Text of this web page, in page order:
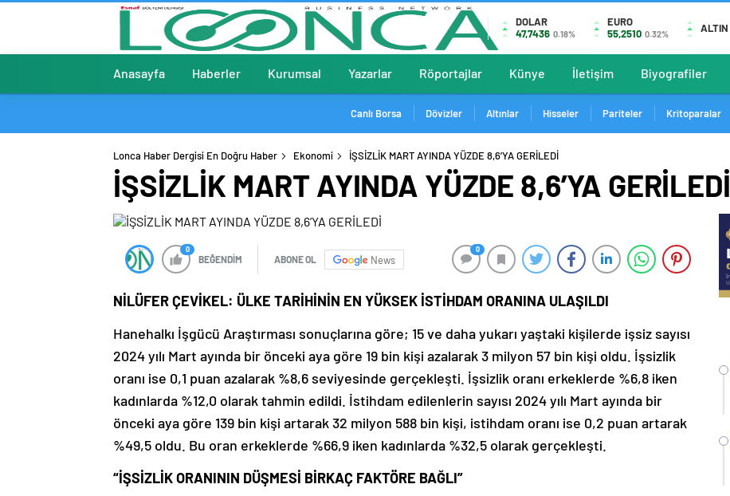
DOLAR
47,7436 0.18%
EURO
55,2510 0.32% ALTIN
Anasayfa Haberler Kurumsal Yazarlar Röportajlar Künye İletişim Biyografiler
Canlı Borsa Dövizler Altınlar Hisseler Pariteler Kritoparalar
Lonca Haber Dergisi En Doğru Haber Ekonomi İŞSİZLİK MART AYINDA YÜZDE 8,6’YA GERİLEDİ
İŞSİZLİK MART AYINDA YÜZDE 8,6’YA GERİLEDİ
0
BEĞENDİM ABONE OL News
0
NİLÜFER ÇEVİKEL: ÜLKE TARİHİNİN EN YÜKSEK İSTİHDAM ORANINA ULAŞILDI
Hanehalkı İşgücü Araştırması sonuçlarına göre; 15 ve daha yukarı yaştaki kişilerde işsiz sayısı
2024 yılı Mart ayında bir önceki aya göre 19 bin kişi azalarak 3 milyon 57 bin kişi oldu. İşsizlik
oranı ise 0,1 puan azalarak %8,6 seviyesinde gerçekleşti. İşsizlik oranı erkeklerde %6,8 iken
kadınlarda %12,0 olarak tahmin edildi. İstihdam edilenlerin sayısı 2024 yılı Mart ayında bir
önceki aya göre 139 bin kişi artarak 32 milyon 588 bin kişi, istihdam oranı ise 0,2 puan artarak
%49,5 oldu. Bu oran erkeklerde %66,9 iken kadınlarda %32,5 olarak gerçekleşti.
“İŞSİZLİK ORANININ DÜŞMESİ BİRKAÇ FAKTÖRE BAĞLI”